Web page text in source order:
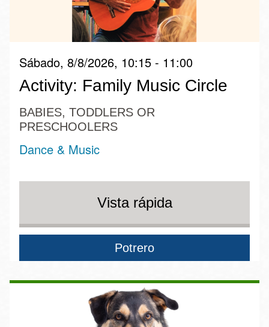
Sábado, 8/8/2026, 10:15 - 11:00
Activity: Family Music Circle
BABIES, TODDLERS OR
PRESCHOOLERS
Dance & Music
Vista rápida
Potrero